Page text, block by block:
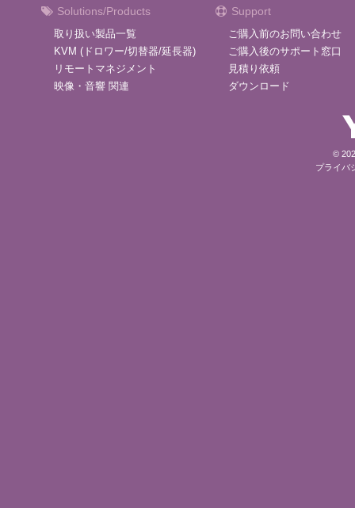
Solutions/Products
取り扱い製品一覧
KVM (ドロワー/切替器/延長器)
リモートマネジメント
映像・音響 関連
Support
ご購入前のお問い合わせ
ご購入後のサポート窓口
見積り依頼
ダウンロード
©
プライバ